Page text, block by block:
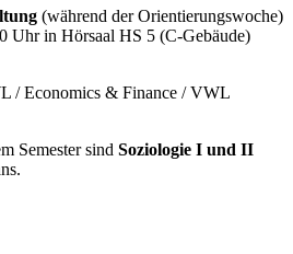
(während der Orientierungswoche)
Uhr in Hörsaal HS 5 (C-Gebäude)
/ Economics & Finance / VWL
Semester sind Soziologie I und II